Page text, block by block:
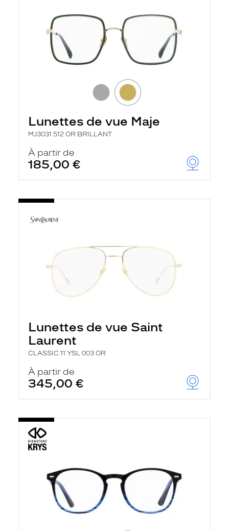
Lunettes de vue Maje
MJ3031 512 OR BRILLANT
À partir de
185,00 €
Lunettes de vue Saint
Laurent
CLASSIC 11 YSL 003 OR
À partir de
345,00 €